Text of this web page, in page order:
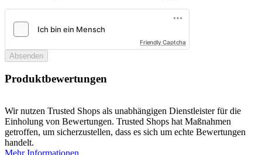
Friendly Captcha
Absenden
Produktbewertungen
Wir nutzen Trusted Shops als unabhängigen Dienstleister für die
Einholung von Bewertungen. Trusted Shops hat Maßnahmen
getroffen, um sicherzustellen, dass es sich um echte Bewertungen
handelt.